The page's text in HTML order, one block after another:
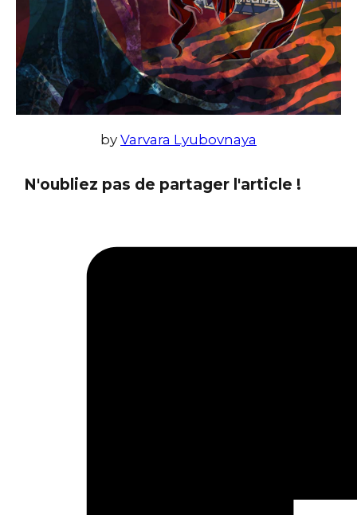
by Varvara Lyubovnaya
N'oubliez pas de partager l'article !